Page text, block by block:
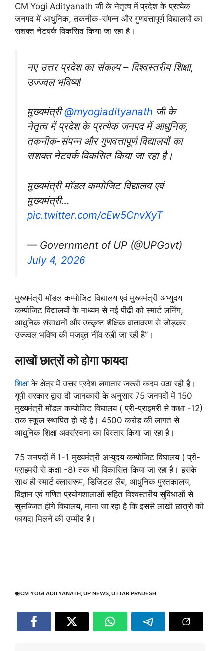
CM Yogi Adityanath जी के नेतृत्व में प्रदेश के प्रत्येक
जनपद में आधुनिक, तकनीक-संपन्न और गुणवत्तापूर्ण विद्यालयों का
सशक्त नेटवर्क विकसित किया जा रहा है।
नए उत्तर प्रदेश का संकल्प – विश्वस्तरीय शिक्षा,
उज्ज्वल भविष्य!
मुख्यमंत्री@myogiadityanath जी के
नेतृत्व में प्रदेश के प्रत्येक जनपद में आधुनिक,
तकनीक-संपन्न और गुणवत्तापूर्ण विद्यालयों का
सशक्त नेटवर्क विकसित किया जा रहा है।
मुख्यमंत्री मॉडल कम्पोजिट विद्यालय एवं
मुख्यमंत्री…
pic.twitter.com/cEw5CnvXyT
— Government of UP (@UPGovt)
July 4, 2026
मुख्यमंत्री मॉडल कम्पोजिट विद्यालय एवं मुख्यमंत्री अभ्युदय
कम्पोजिट विद्यालयों के माध्यम से नई पीढ़ी को स्मार्ट लर्निंग,
आधुनिक संसाधनों और उत्कृष्ट शैक्षिक वातावरण से जोड़कर
उज्ज्वल भविष्य की मजबूत नींव रखी जा रही है”।
लाखों छात्रों को होगा फायदा
शिक्षा के क्षेत्र में उत्तर प्रदेश लगातार जरूरी कदम उठा रही है।
यूपी सरकार द्वारा दी जानकारी के अनुसार 75 जनपदों में 150
मुख्यमंत्री मॉडल कम्पोजिट विघालय ( प्री-प्राइमरी से कक्षा -12)
तक स्कूल स्थापित हो रहे है। 4500 करोड़ की लागत से
आधुनिक शिक्षा अवसंरचना का विस्तार किया जा रहा है।
75 जनपदों में 1-1 मुख्यमंत्री अभ्युदय कम्पोजिट विघालय ( प्री-
प्राइमरी से कक्षा -8) तक भी विकासित किया जा रहा है। इसके
साथ ही स्मार्ट क्लासरूम, डिजिटल लैब, आधुनिक पुस्तकालय,
विज्ञान एवं गणित प्रयोगशालाओं सहित विश्वस्तरीय सुविधाओं से
सुसज्जित होंगे विघालय, माना जा रहा है कि इससे लाखों छात्रों को
फायदा मिलने की उम्मीद है।
CM YOGI ADITYANATH, UP NEWS, UTTAR PRADESH